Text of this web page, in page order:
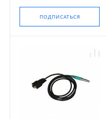
ПОДПИСАТЬСЯ